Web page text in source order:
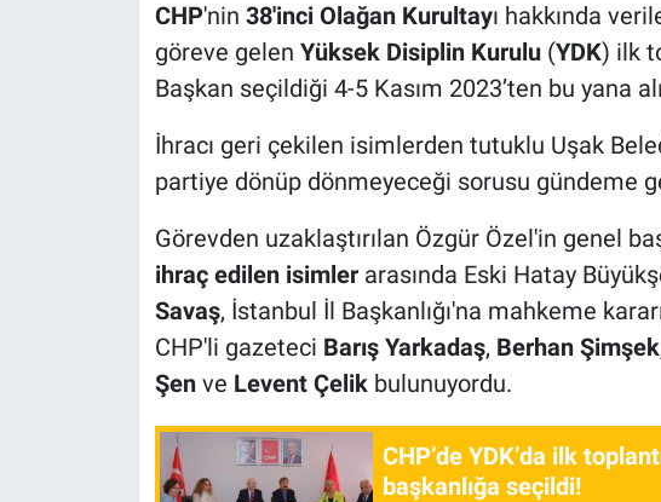
CHP'nin 38'inci Olağan Kurultayı hakkında
göreve gelen Yüksek Disiplin Kurulu (YDK) ilk
Başkan seçildiği 4-5 Kasım 2023’ten bu yana
İhracı geri çekilen isimlerden tutuklu Uşak
partiye dönüp dönmeyeceği sorusu gündeme
Görevden uzaklaştırılan Özgür Özel'in genel
ihraç edilen isimlerarasında Eski Hatay
Savaş, İstanbul İl Başkanlığı'na mahkeme
CHP'li gazeteci Barış Yarkadaş, Berhan
Şenve Levent Çelikbulunuyordu.
CHP’de YDK’da ilk
başkanlığa seçildi!